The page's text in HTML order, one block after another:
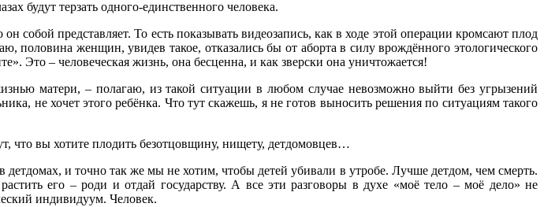
будут терзать одного-единственного человека.
представляет. То есть показывать видеозапись, как в ходе этой операции кромсают плод
половина женщин, увидев такое, отказались бы от аборта в силу врождённого этологического
Это – человеческая жизнь, она бесценна, и как зверски она уничтожается!
матери, – полагаю, из такой ситуации в любом случае невозможно выйти без угрызений
не хочет этого ребёнка. Что тут скажешь, я не готов выносить решения по ситуациям такого
что вы хотите плодить безотцовщину, нищету, детдомовцев…
и точно так же мы не хотим, чтобы детей убивали в утробе. Лучше детдом, чем смерть.
его – роди и отдай государству. А все эти разговоры в духе «моё тело – моё дело» не
индивидуум. Человек.